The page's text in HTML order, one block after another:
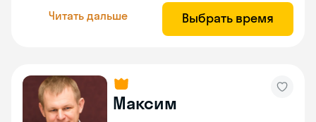
Читать дальше Выбрать время
Максим